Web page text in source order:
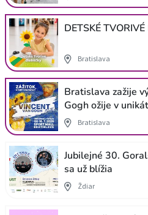
DETSKÉ
Bratislava
Bratislava zažije
Gogh ožije v
Bratislava
Jubilejné 30.
sa už blížia
Ždiar